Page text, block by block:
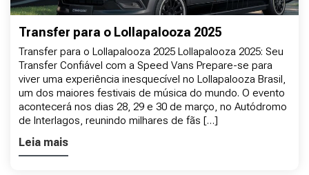
Transfer para o Lollapalooza 2025
Transfer para o Lollapalooza 2025 Lollapalooza 2025: Seu
Transfer Confiável com a Speed Vans Prepare-se para
viver uma experiência inesquecível no Lollapalooza Brasil,
um dos maiores festivais de música do mundo. O evento
acontecerá nos dias 28, 29 e 30 de março, no Autódromo
de Interlagos, reunindo milhares de fãs […]
Leia mais